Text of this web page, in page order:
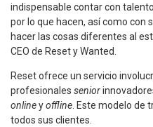
indispensable contar con
por lo que hacen, así como con
hacer las cosas diferentes al
CEO de Reset y Wanted.
Reset ofrece un servicio
profesionales senior
onlineyoffline. Este modelo de
todos sus clientes.